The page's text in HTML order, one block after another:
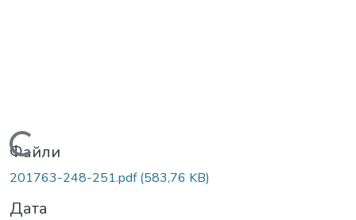
Вантажиться...
Файли
201763-248-251.pdf(583,76 KB)
Дата